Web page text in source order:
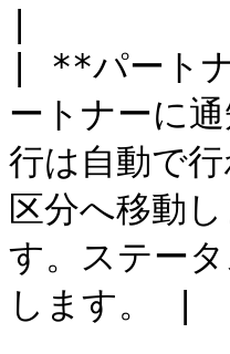
| **パート
ートナーに
行は自動で
区分へ移動
す。ステー
します。 |